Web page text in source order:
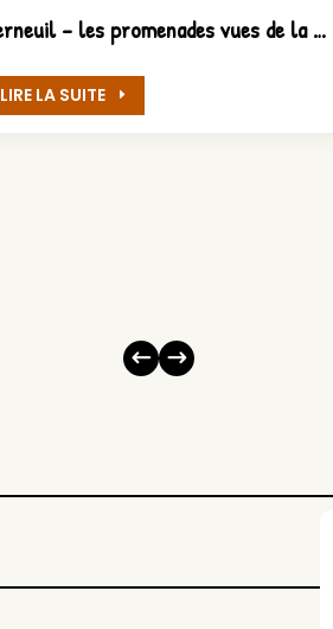
Verneuil – les promenades vues de la passerelle du Rond-Point
LIRE LA SUITE